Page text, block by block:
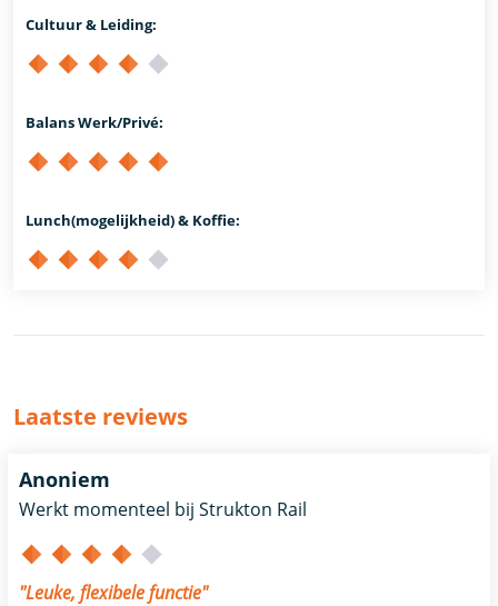
Cultuur & Leiding:
Balans Werk/Privé:
Lunch(mogelijkheid) & Koffie:
Laatste reviews
Anoniem
Werkt momenteel bij Strukton Rail
"Leuke, flexibele functie"